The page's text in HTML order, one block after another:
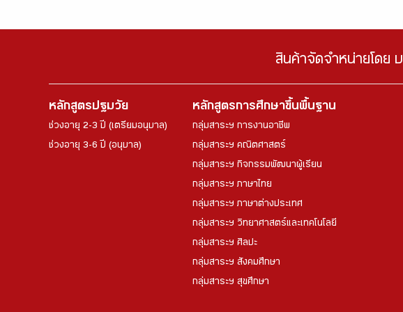
สินค้าจัดจำหน่ายโดย
หลักสูตรปฐมวัย
ช่วงอายุ 2-3 ปี (เตรียมอนุบาล)
ช่วงอายุ 3-6 ปี (อนุบาล)
หลักสูตรการศึกษาขึ้นพื้นฐาน
กลุ่มสาระฯ การงานอาชีพ
กลุ่มสาระฯ คณิตศาสตร์
กลุ่มสาระฯ กิจกรรมพัฒนาผู้เรียน
กลุ่มสาระฯ ภาษาไทย
กลุ่มสาระฯ ภาษาต่างประเทศ
กลุ่มสาระฯ วิทยาศาสตร์และเทคโนโลยี
กลุ่มสาระฯ ศิลปะ
กลุ่มสาระฯ สังคมศึกษา
กลุ่มสาระฯ สุขศึกษา